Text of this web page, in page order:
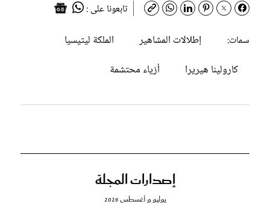
تابعونا على :
سمات:
إطلالات المشاهير
الملكة ليتيسيا
كارولينا هيريرا
أزياء محتشمة
إصدارات المجلة
يوليو و أغسطس 2026